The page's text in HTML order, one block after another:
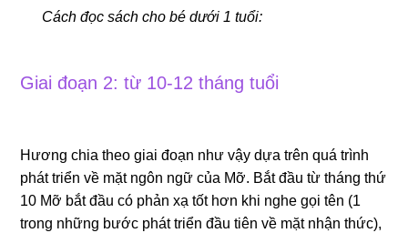
Cách đọc sách cho bé dưới 1 tuổi:
Giai đoạn 2: từ 10-12 tháng tuổi
Hương chia theo giai đoạn như vậy dựa trên quá trình
phát triển về mặt ngôn ngữ của Mỡ. Bắt đầu từ tháng thứ
10 Mỡ bắt đầu có phản xạ tốt hơn khi nghe gọi tên (1
trong những bước phát triển đầu tiên về mặt nhận thức),